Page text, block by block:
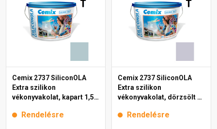
Cemix 2737 SiliconOLA
Extra szilikon
vékonyvakolat, kapart 1,5
Rendelésre
Cemix 2737 SiliconOLA
Extra szilikon
vékonyvakolat, dörzsölt 2
Rendelésre